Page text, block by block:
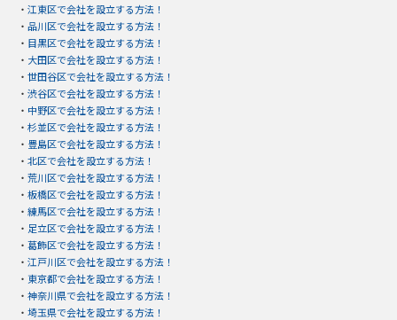
・ 江東区で会社を設立する方法！
・ 品川区で会社を設立する方法！
・ 目黒区で会社を設立する方法！
・ 大田区で会社を設立する方法！
・ 世田谷区で会社を設立する方法！
・ 渋谷区で会社を設立する方法！
・ 中野区で会社を設立する方法！
・ 杉並区で会社を設立する方法！
・ 豊島区で会社を設立する方法！
・ 北区で会社を設立する方法！
・ 荒川区で会社を設立する方法！
・ 板橋区で会社を設立する方法！
・ 練馬区で会社を設立する方法！
・ 足立区で会社を設立する方法！
・ 葛飾区で会社を設立する方法！
・ 江戸川区で会社を設立する方法！
・ 東京都で会社を設立する方法！
・ 神奈川県で会社を設立する方法！
・ 埼玉県で会社を設立する方法！